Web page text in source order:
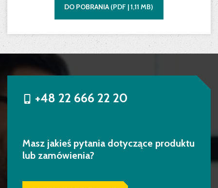
DO POBRANIA (PDF |1,11 MB)
+48 22 666 22 20
Masz jakieś pytania dotyczące produktu
lub zamówienia?